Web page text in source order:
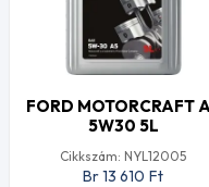
FORD MOTORCRAFT
5W30 5L
Cikkszám: NYL12005
Br 13 610 Ft